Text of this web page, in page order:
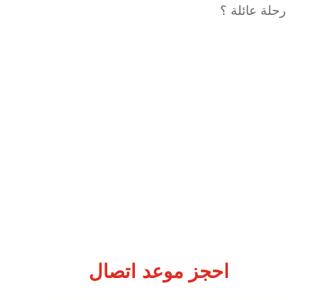
رحلة عائلة ؟
احجز موعد اتصال